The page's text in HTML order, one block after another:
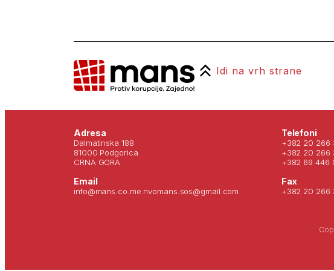
Idi na vrh strane
Adresa
Dalmatinska 188
81000 Podgorica
CRNA GORA
Email
info@mans.co.me nvomans.sos@gmail.com
Telefoni
+382 20 266
+382 20 266
+382 69 446
Fax
+382 20 266